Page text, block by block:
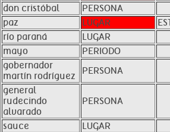
don cristóbal
PERSONA
paz
LUGAR
río paraná
LUGAR
mayo
PERIODO
gobernador
martín rodríguez
PERSONA
general
rudecindo
alvarado
PERSONA
sauce
LUGAR